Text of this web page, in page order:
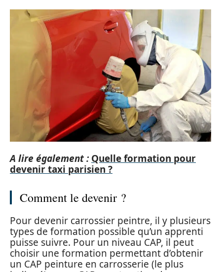
A lire également : Quelle formation pour
devenir taxi parisien ?
Comment le devenir ?
Pour devenir carrossier peintre, il y plusieurs
types de formation possible qu’un apprenti
puisse suivre. Pour un niveau CAP, il peut
choisir une formation permettant d’obtenir
un CAP peinture en carrosserie (le plus